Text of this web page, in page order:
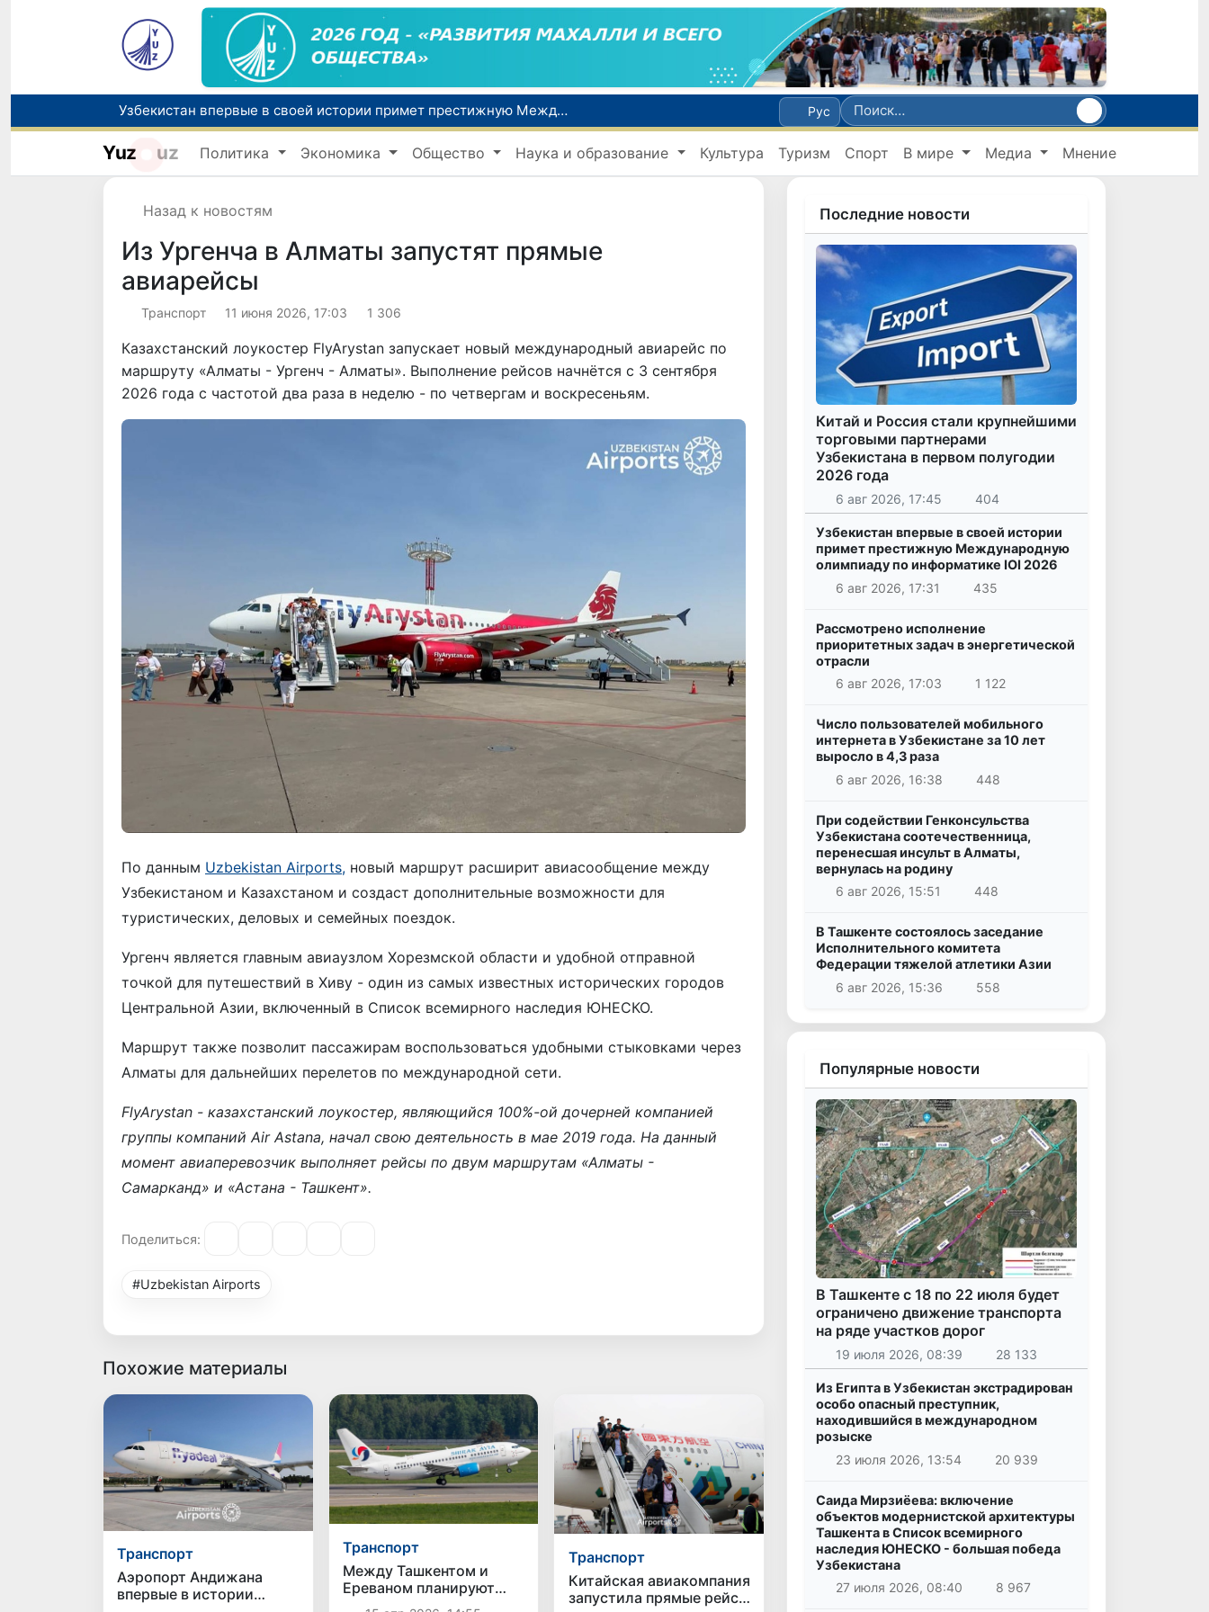
Узбекистан впервые в своей истории примет престижную Международную олимпиаду по информатике IOI 2026
Число пользователей мобильного интернета в Узбекистане за 10 лет выросло в 4,3 раза
При содействии Генконсульства Узбекистана соотечественница, перенесшая инсульт в Алматы, вернулась на родину
Рус
Yuz uz Политика Экономика Общество Наука и образование Культура Туризм Спорт В мире Медиа Мнение
Назад к новостям
Из Ургенча в Алматы запустят прямые
авиарейсы
Транспорт 11 июня 2026, 17:03 1 306
Казахстанский лоукостер FlyArystan запускает новый международный авиарейс по
маршруту «Алматы - Ургенч - Алматы». Выполнение рейсов начнётся с 3 сентября
2026 года с частотой два раза в неделю - по четвергам и воскресеньям.
По данным Uzbekistan Airports, новый маршрут расширит авиасообщение между
Узбекистаном и Казахстаном и создаст дополнительные возможности для
туристических, деловых и семейных поездок.
Ургенч является главным авиаузлом Хорезмской области и удобной отправной
точкой для путешествий в Хиву - один из самых известных исторических городов
Центральной Азии, включенный в Список всемирного наследия ЮНЕСКО.
Маршрут также позволит пассажирам воспользоваться удобными стыковками через
Алматы для дальнейших перелетов по международной сети.
FlyArystan - казахстанский лоукостер, являющийся 100%-ой дочерней компанией
группы компаний Air Astana, начал свою деятельность в мае 2019 года. На данный
момент авиаперевозчик выполняет рейсы по двум маршрутам «Алматы -
Самарканд» и «Астана - Ташкент».
Поделиться:
#Uzbekistan Airports
Похожие материалы
Транспорт
Аэропорт Андижана
впервые в истории
Транспорт
Между Ташкентом и
Ереваном планируют
запустить прямое
Транспорт
Китайская авиакомпания
запустила прямые рейсы
Последние новости
Китай и Россия стали крупнейшими
торговыми партнерами
Узбекистана в первом полугодии
2026 года
6 авг 2026, 17:45 404
Узбекистан впервые в своей истории
примет престижную Международную
олимпиаду по информатике IOI 2026
6 авг 2026, 17:31
435
Рассмотрено исполнение
приоритетных задач в энергетической
отрасли
6 авг 2026, 17:03
1 122
Число пользователей мобильного
интернета в Узбекистане за 10 лет
выросло в 4,3 раза
6 авг 2026, 16:38
448
При содействии Генконсульства
Узбекистана соотечественница,
перенесшая инсульт в Алматы,
вернулась на родину
6 авг 2026, 15:51
448
В Ташкенте состоялось заседание
Исполнительного комитета
Федерации тяжелой атлетики Азии
6 авг 2026, 15:36
558
Популярные новости
В Ташкенте с 18 по 22 июля будет
ограничено движение транспорта
на ряде участков дорог
19 июля 2026, 08:39 28 133
Из Египта в Узбекистан экстрадирован
особо опасный преступник,
находившийся в международном
розыске
23 июля 2026, 13:54
20 939
Саида Мирзиёева: включение
объектов модернистской архитектуры
Ташкента в Список всемирного
наследия ЮНЕСКО - большая победа
Узбекистана
27 июля 2026, 08:40
8 967